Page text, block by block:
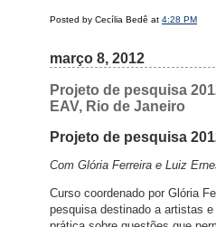
Posted by Cecília Bedê at 4:28 PM
março 8, 2012
Projeto de pesquisa
EAV, Rio de Janeiro
Projeto de pesquisa
Com Glória Ferreira e Luiz
Curso coordenado por Glória
pesquisa destinado a artistas